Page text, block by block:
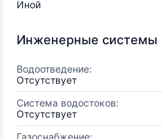
Иной
Инженерные системы
Водоотведение:
Отсутствует
Система водостоков:
Отсутствует
Газоснабжение: